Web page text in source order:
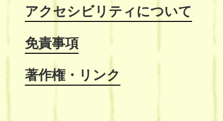
アクセシビリティについて
免責事項
著作権・リンク